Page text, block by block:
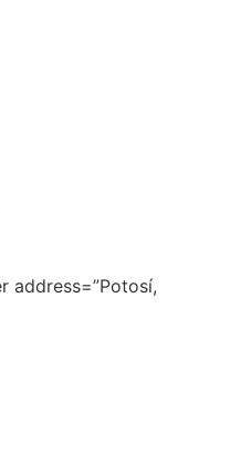
address=”Potosí,